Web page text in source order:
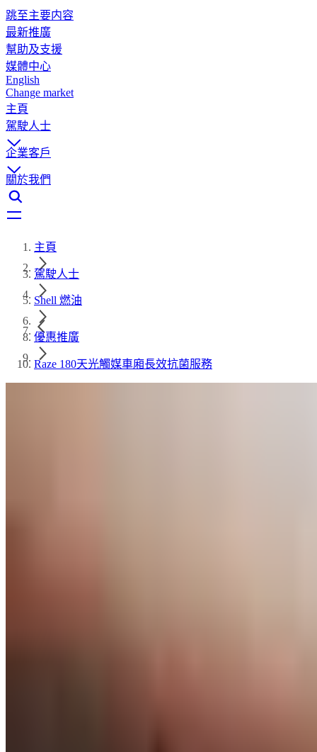
跳至主要内容
最新推廣
幫助及支援
媒體中心
English
Change market
主頁
駕駛人士
企業客戶
關於我們
主頁
駕駛人士
Shell 燃油
優惠推廣
Raze 180天光觸媒車廂長效抗菌服務